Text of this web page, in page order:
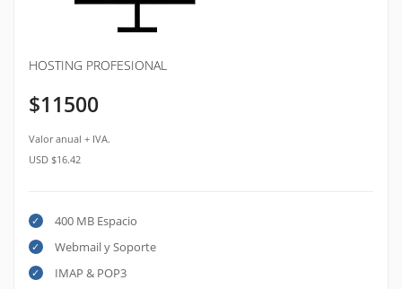
HOSTING PROFESIONAL
$11500
Valor anual + IVA.
USD $16.42
400 MB Espacio
Webmail y Soporte
IMAP & POP3